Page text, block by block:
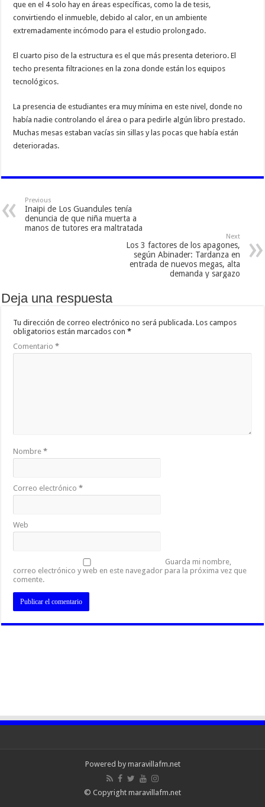
que en el 4 solo hay en áreas específicas, como la de tesis,
convirtiendo el inmueble, debido al calor, en un ambiente
extremadamente incómodo para el estudio prolongado.
El cuarto piso de la estructura es el que más presenta deterioro. El
techo presenta filtraciones en la zona donde están los equipos
tecnológicos.
La presencia de estudiantes era muy mínima en este nivel, donde no
había nadie controlando el área o para pedirle algún libro prestado.
Muchas mesas estaban vacías sin sillas y las pocas que había están
deterioradas.
Previous
Inaipi de Los Guandules tenía
denuncia de que niña muerta a
manos de tutores era maltratada
Next
Los 3 factores de los apagones,
según Abinader: Tardanza en
entrada de nuevos megas, alta
demanda y sargazo
Deja una respuesta
Tu dirección de correo electrónico no será publicada. Los campos
obligatorios están marcados con*
Comentario*
Nombre*
Correo electrónico*
Web
Guarda mi nombre,
correo electrónico y web en este navegador para la próxima vez que
comente.
Powered by maravillafm.net
© Copyright maravillafm.net